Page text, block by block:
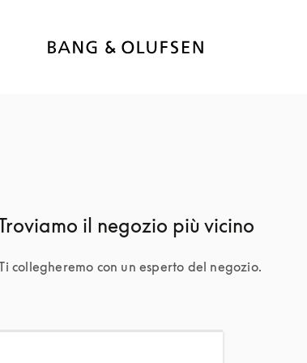
il negozio più vicino
collegheremo con un esperto del negozio.